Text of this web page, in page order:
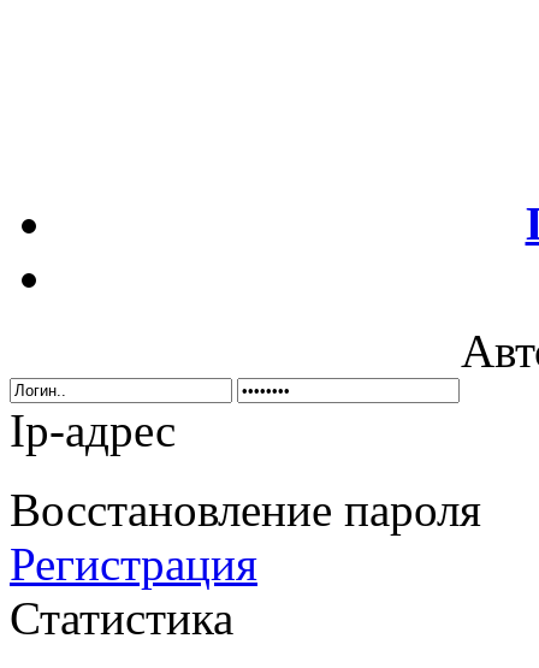
Ip-адрес
Восстановление пароля
Регистрация
Статистика